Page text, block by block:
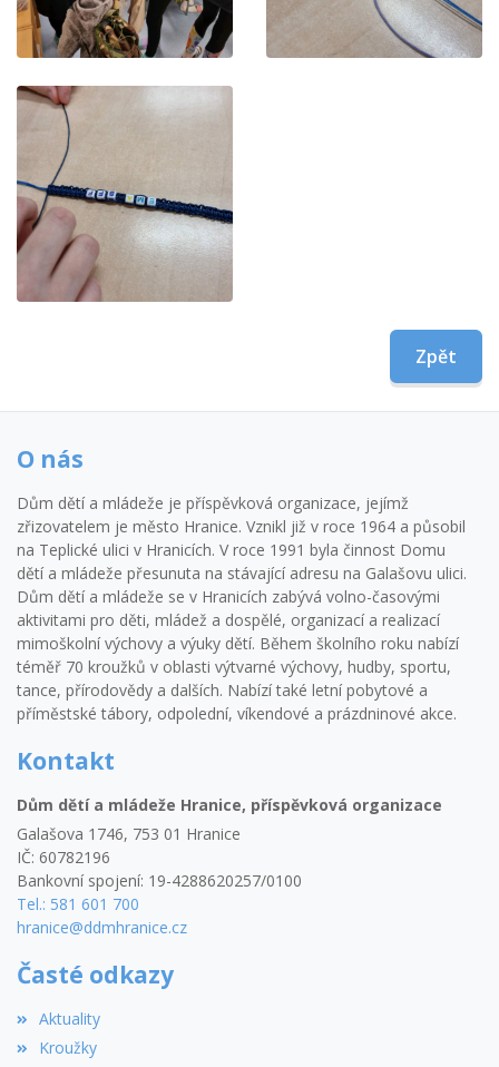
Zpět
O nás
Dům dětí a mládeže je příspěvková organizace, jejímž
zřizovatelem je město Hranice. Vznikl již v roce 1964 a působil
na Teplické ulici v Hranicích. V roce 1991 byla činnost Domu
dětí a mládeže přesunuta na stávající adresu na Galašovu ulici.
Dům dětí a mládeže se v Hranicích zabývá volno-časovými
aktivitami pro děti, mládež a dospělé, organizací a realizací
mimoškolní výchovy a výuky dětí. Během školního roku nabízí
téměř 70 kroužků v oblasti výtvarné výchovy, hudby, sportu,
tance, přírodovědy a dalších. Nabízí také letní pobytové a
příměstské tábory, odpolední, víkendové a prázdninové akce.
Kontakt
Dům dětí a mládeže Hranice, příspěvková organizace
Galašova 1746, 753 01 Hranice
IČ: 60782196
Bankovní spojení: 19-4288620257/0100
Tel.: 581 601 700
hranice@ddmhranice.cz
Časté odkazy
Aktuality
Kroužky